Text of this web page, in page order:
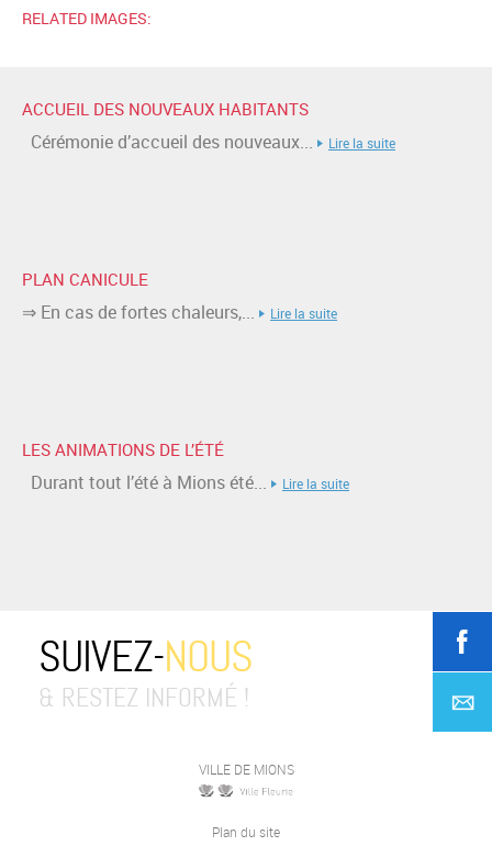
RELATED IMAGES:
ACCUEIL DES NOUVEAUX HABITANTS
Cérémonie d’accueil des nouveaux... Lire la suite
PLAN CANICULE
⇒ En cas de fortes chaleurs,... Lire la suite
LES ANIMATIONS DE L’ÉTÉ
Durant tout l’été à Mions été... Lire la suite
SUIVEZ-NOUS
& RESTEZ INFORMÉ !
VILLE DE MIONS
Plan du site